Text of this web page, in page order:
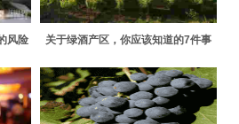
风险 关于绿酒产区，你应该知道的7件事